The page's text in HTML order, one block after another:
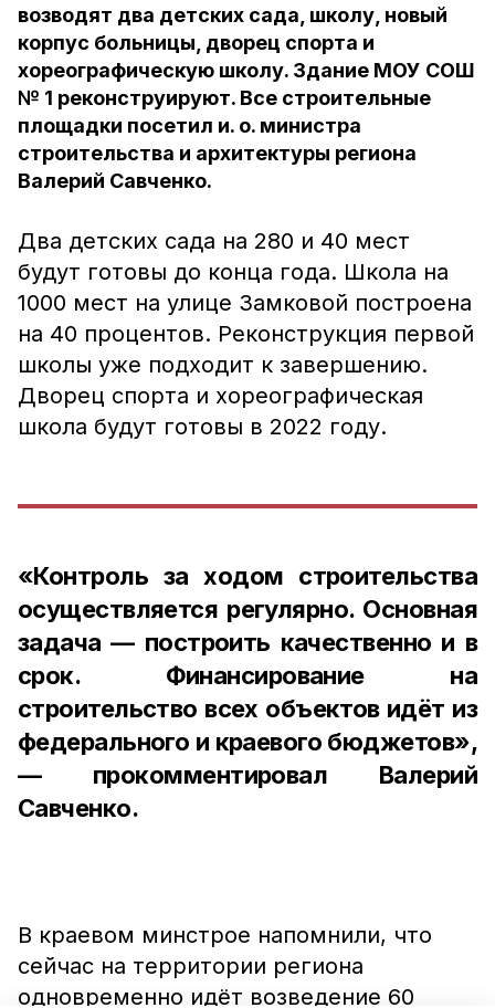
возводят два детских сада, школу, новый
корпус больницы, дворец спорта и
хореографическую школу. Здание МОУ СОШ
№ 1 реконструируют. Все строительные
площадки посетил и. о. министра
строительства и архитектуры региона
Валерий Савченко.
Два детских сада на 280 и 40 мест
будут готовы до конца года. Школа на
1000 мест на улице Замковой построена
на 40 процентов. Реконструкция первой
школы уже подходит к завершению.
Дворец спорта и хореографическая
школа будут готовы в 2022 году.
«Контроль за ходом строительства
осуществляется регулярно. Основная
задача — построить качественно и в
срок. Финансирование на
строительство всех объектов идёт из
федерального и краевого бюджетов»,
— прокомментировал Валерий
Савченко.
В краевом минстрое напомнили, что
сейчас на территории региона
одновременно идёт возведение 60